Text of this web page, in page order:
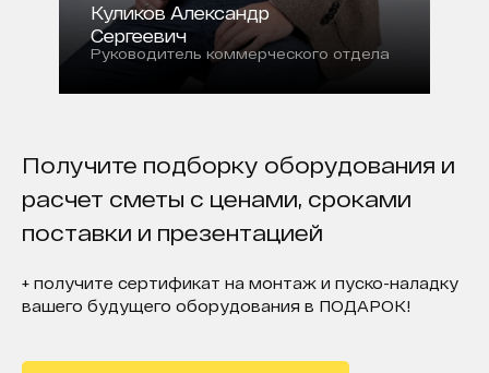
Куликов Александр
Сергеевич
Руководитель коммерческого отдела
Получите подборку оборудования и
расчет сметы с ценами, сроками
поставки и презентацией
+ получите сертификат на монтаж и пуско-наладку
вашего будущего оборудования в ПОДАРОК!